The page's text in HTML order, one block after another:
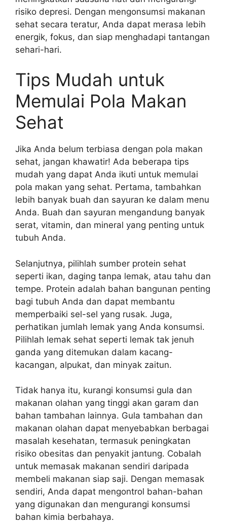
risiko depresi. Dengan mengonsumsi makanan
sehat secara teratur, Anda dapat merasa lebih
energik, fokus, dan siap menghadapi tantangan
sehari-hari.
Tips Mudah untuk
Memulai Pola Makan
Sehat
Jika Anda belum terbiasa dengan pola makan
sehat, jangan khawatir! Ada beberapa tips
mudah yang dapat Anda ikuti untuk memulai
pola makan yang sehat. Pertama, tambahkan
lebih banyak buah dan sayuran ke dalam menu
Anda. Buah dan sayuran mengandung banyak
serat, vitamin, dan mineral yang penting untuk
tubuh Anda.
Selanjutnya, pilihlah sumber protein sehat
seperti ikan, daging tanpa lemak, atau tahu dan
tempe. Protein adalah bahan bangunan penting
bagi tubuh Anda dan dapat membantu
memperbaiki sel-sel yang rusak. Juga,
perhatikan jumlah lemak yang Anda konsumsi.
Pilihlah lemak sehat seperti lemak tak jenuh
ganda yang ditemukan dalam kacang-
kacangan, alpukat, dan minyak zaitun.
Tidak hanya itu, kurangi konsumsi gula dan
makanan olahan yang tinggi akan garam dan
bahan tambahan lainnya. Gula tambahan dan
makanan olahan dapat menyebabkan berbagai
masalah kesehatan, termasuk peningkatan
risiko obesitas dan penyakit jantung. Cobalah
untuk memasak makanan sendiri daripada
membeli makanan siap saji. Dengan memasak
sendiri, Anda dapat mengontrol bahan-bahan
yang digunakan dan mengurangi konsumsi
bahan kimia berbahaya.